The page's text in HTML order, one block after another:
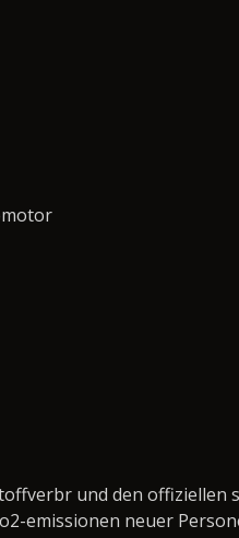
und den offiziellen
emissionen neuer